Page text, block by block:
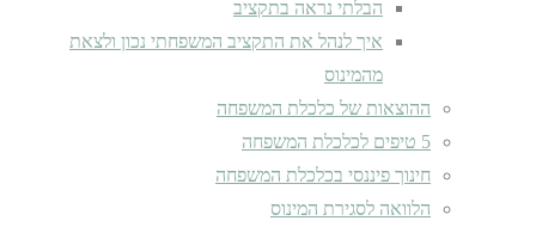
הבלתי נראה בתקציב
איך לנהל את התקציב המשפחתי נכון ולצאת
מהמינוס
ההוצאות של כלכלת המשפחה
5 טיפים לכלכלת המשפחה
חינוך פיננסי בכלכלת המשפחה
הלוואה לסגירת המינוס